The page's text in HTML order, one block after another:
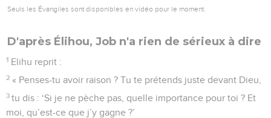
Seuls les Évangiles sont disponibles en vidéo pour le moment.
D'après Élihou, Job n'a rien de sérieux à dire
1 Elihu reprit :
2 « Penses-tu avoir raison ? Tu te prétends juste devant Dieu,
3 tu dis : ‘Si je ne pèche pas, quelle importance pour toi ? Et
moi, qu’est-ce que j’y gagne ?’